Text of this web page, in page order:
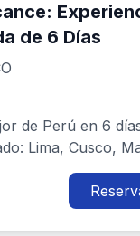
de 6 Días
de Perú en 6
Lima, Cusco,
cultura, h...